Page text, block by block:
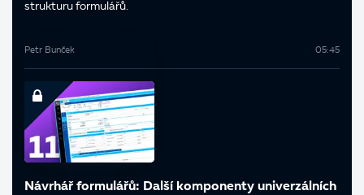
strukturu formulářů.
Petr Bunček 05:45
Návrhář formulářů: Další komponenty univerzálních